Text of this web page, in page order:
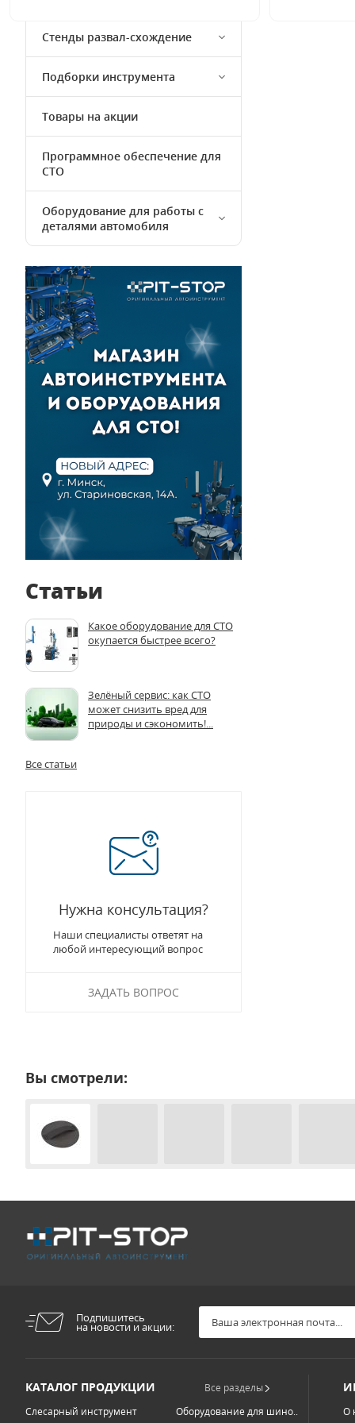
Стенды развал-схождение
Подборки инструмента
Товары на акции
Программное обеспечение для
СТО
Оборудование для работы с
деталями автомобиля
Статьи
Какое оборудование для СТО
окупается быстрее всего?
Зелёный сервис: как СТО
может снизить вред для
природы и сэкономить!...
Все статьи
Нужна консультация?
Наши специалисты ответят на
любой интересующий вопрос
ЗАДАТЬ ВОПРОС
Вы смотрели:
Подпишитесь
на новости и акции:
КАТАЛОГ ПРОДУКЦИИ
Все разделы
Слесарный инструмент
Оборудование для шино...
О